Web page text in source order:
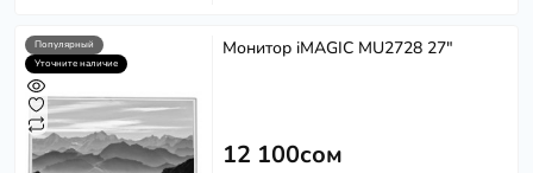
Популярный
Уточните наличие
Монитор iMAGIC MU2728 27"
12 100сом